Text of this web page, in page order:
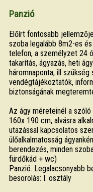
Panzió
Előírt fontosabb
szoba legalább 8m2-es
telefon, a személyzet 24
takarítás, ágyazás, heti
háromnaponta, ill
vendégtájékoztatók,
biztonságának
Az ágy méreteinél a
160x 190 cm, alvásra
utazással kapcsolatos
ülőalkalmatosság
berendezés, minden
fürdőkád + wc)
Panzió. Legalacsonyabb
besorolás: I. osztály